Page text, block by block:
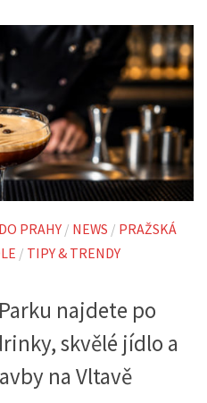
PRAHY / NEWS / PRAŽSKÁ
/ TIPY & TRENDY
najdete po
skvělé jídlo a
na Vltavě